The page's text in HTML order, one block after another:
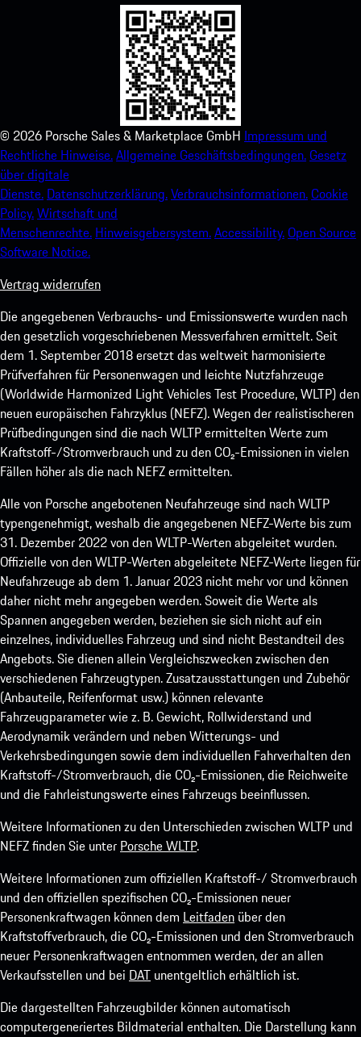
© 2026 Porsche Sales & Marketplace GmbH Impressum und
Rechtliche Hinweise.Allgemeine Geschäftsbedingungen.Gesetz
über digitale
Dienste. Datenschutzerklärung.Verbrauchsinformationen.Cookie
Policy.Wirtschaft und
Menschenrechte. Hinweisgebersystem.Accessibility.Open Source
Software Notice.
Vertrag widerrufen
Die angegebenen Verbrauchs- und Emissionswerte wurden nach
den gesetzlich vorgeschriebenen Messverfahren ermittelt. Seit
dem 1. September 2018 ersetzt das weltweit harmonisierte
Prüfverfahren für Personenwagen und leichte Nutzfahrzeuge
(Worldwide Harmonized Light Vehicles Test Procedure, WLTP) den
neuen europäischen Fahrzyklus (NEFZ). Wegen der realistischeren
Prüfbedingungen sind die nach WLTP ermittelten Werte zum
Kraftstoff-/Stromverbrauch und zu den CO₂-Emissionen in vielen
Fällen höher als die nach NEFZ ermittelten.
Alle von Porsche angebotenen Neufahrzeuge sind nach WLTP
typengenehmigt, weshalb die angegebenen NEFZ-Werte bis zum
31. Dezember 2022 von den WLTP-Werten abgeleitet wurden.
Offizielle von den WLTP-Werten abgeleitete NEFZ-Werte liegen für
Neufahrzeuge ab dem 1. Januar 2023 nicht mehr vor und können
daher nicht mehr angegeben werden. Soweit die Werte als
Spannen angegeben werden, beziehen sie sich nicht auf ein
einzelnes, individuelles Fahrzeug und sind nicht Bestandteil des
Angebots. Sie dienen allein Vergleichszwecken zwischen den
verschiedenen Fahrzeugtypen. Zusatzausstattungen und Zubehör
(Anbauteile, Reifenformat usw.) können relevante
Fahrzeugparameter wie z. B. Gewicht, Rollwiderstand und
Aerodynamik verändern und neben Witterungs- und
Verkehrsbedingungen sowie dem individuellen Fahrverhalten den
Kraftstoff-/Stromverbrauch, die CO₂-Emissionen, die Reichweite
und die Fahrleistungswerte eines Fahrzeugs beeinflussen.
Weitere Informationen zu den Unterschieden zwischen WLTP und
NEFZ finden Sie unter Porsche WLTP.
Weitere Informationen zum offiziellen Kraftstoff-/ Stromverbrauch
und den offiziellen spezifischen CO₂-Emissionen neuer
Personenkraftwagen können dem Leitfaden über den
Kraftstoffverbrauch, die CO₂-Emissionen und den Stromverbrauch
neuer Personenkraftwagen entnommen werden, der an allen
Verkaufsstellen und bei DAT unentgeltlich erhältlich ist.
Die dargestellten Fahrzeugbilder können automatisch
computergeneriertes Bildmaterial enthalten. Die Darstellung kann